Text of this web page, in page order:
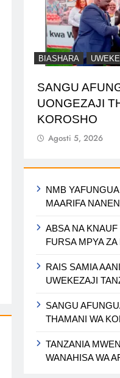
BIASHARA
SANGU
UONGEZAJI
KOROSHO
Agosti 5, 2026
NMB
MAARIFA
ABSA NA
FURSA MPYA
RAIS SAMIA
UWEKEZAJI
SANGU
THAMANI WA
TANZANIA
WANAHISA WA